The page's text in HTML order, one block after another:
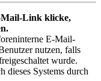
Mail-Link klicke,
E-Mail-
nutzen, falls
wurde.
dieses Systems durch